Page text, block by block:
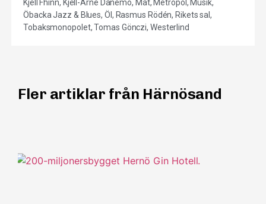
Kjell Fhinn, Kjell-Arne Danemo, Mat, Metropol , Musik,
Öbacka Jazz & Blues, Öl , Rasmus Rödén, Rikets sal,
Tobaksmonopolet,Tomas Gönczi, Westerlind
Fler artiklar från Härnösand